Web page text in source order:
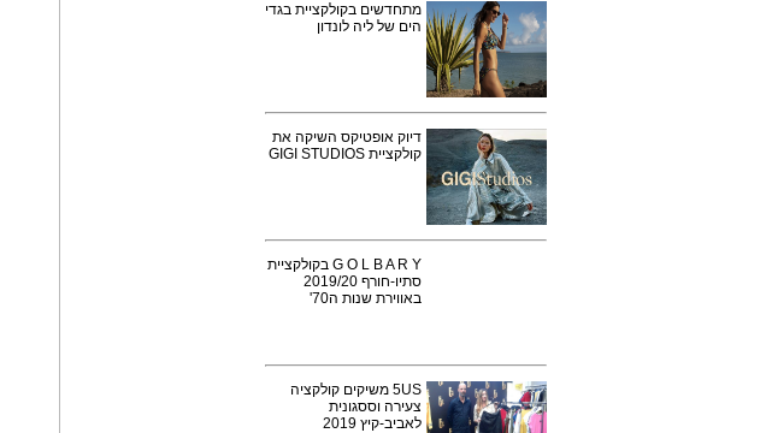
מתחדשים בקולקציית בגדי
הים של ליה לונדון
דיוק אופטיקס השיקה את
קולקציית GIGI STUDIOS
G O L B A R Y בקולקציית
סתיו-חורף 2019/20
באווירת שנות ה70'
5US משיקים קולקציה
צעירה וססגונית
לאביב-קיץ 2019